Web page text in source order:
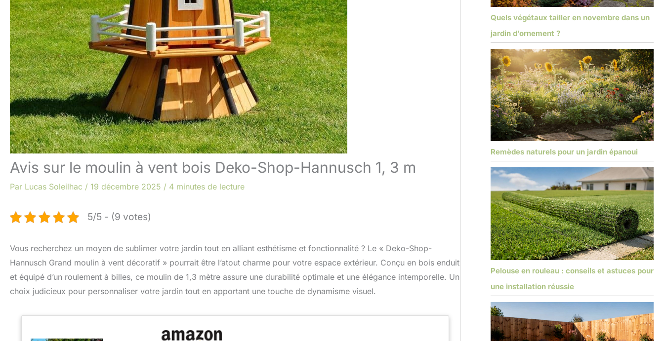
Avis sur le moulin à vent bois Deko-Shop-Hannusch 1, 3 m
Par Lucas Soleilhac / 19 décembre 2025 / 4 minutes de lecture
5/5 - (9 votes)
Vous recherchez un moyen de sublimer votre jardin tout en alliant esthétisme et fonctionnalité ? Le « Deko-Shop-
Hannusch Grand moulin à vent décoratif » pourrait être l’atout charme pour votre espace extérieur. Conçu en bois enduit
et équipé d’un roulement à billes, ce moulin de 1,3 mètre assure une durabilité optimale et une élégance intemporelle. Un
choix judicieux pour personnaliser votre jardin tout en apportant une touche de dynamisme visuel.
Quels végétaux tailler en novembre dans un
jardin d’ornement ?
Remèdes naturels pour un jardin épanoui
Pelouse en rouleau : conseils et astuces pour
une installation réussie